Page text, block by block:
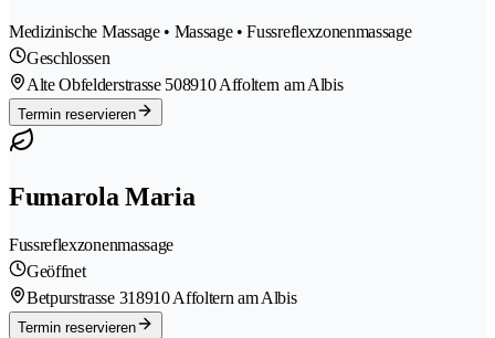
Medizinische Massage • Massage • Fussreflexzonenmassage
Geschlossen
Alte Obfelderstrasse 508910 Affoltern am Albis
Termin reservieren
Fumarola Maria
Fussreflexzonenmassage
Geöffnet
Betpurstrasse 318910 Affoltern am Albis
Termin reservieren